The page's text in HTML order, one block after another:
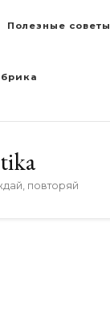
Полезные советы
повторяй